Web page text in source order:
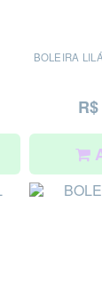
BOLEIRA